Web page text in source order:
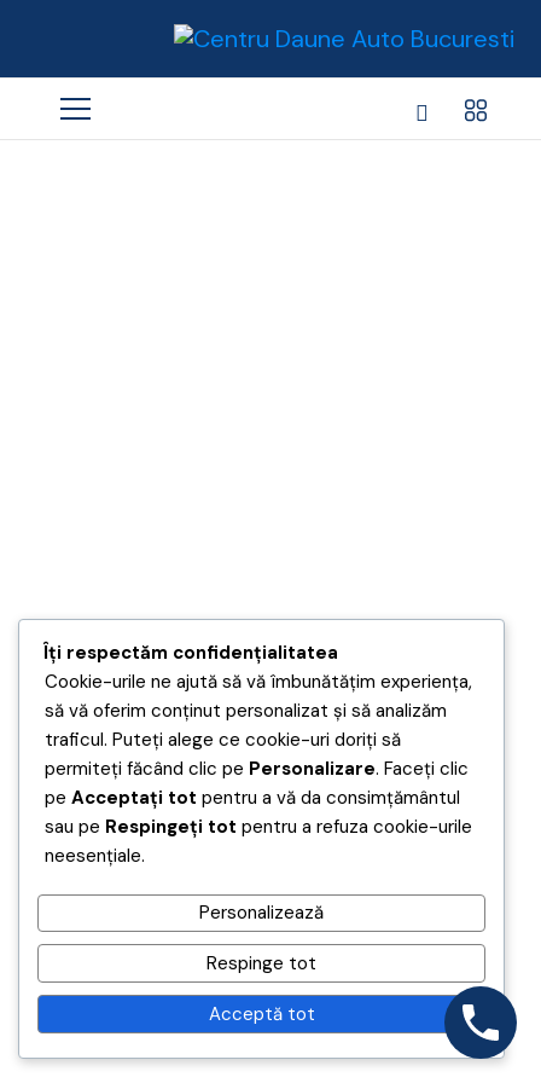
Îți respectăm confidențialitatea
Cookie-urile ne ajută să vă îmbunătățim experiența,
să vă oferim conținut personalizat și să analizăm
traficul. Puteți alege ce cookie-uri doriți să
permiteți făcând clic pe Personalizare. Faceți clic
pe Acceptați tot pentru a vă da consimțământul
sau pe Respingeți tot pentru a refuza cookie-urile
neesențiale.
Personalizează
Respinge tot
Acceptă tot